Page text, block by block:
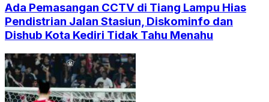
Ada Pemasangan CCTV di Tiang Lampu Hias
Pendistrian Jalan Stasiun, Diskominfo dan
Dishub Kota Kediri Tidak Tahu Menahu